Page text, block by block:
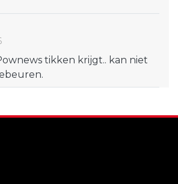
tikken krijgt.. kan niet